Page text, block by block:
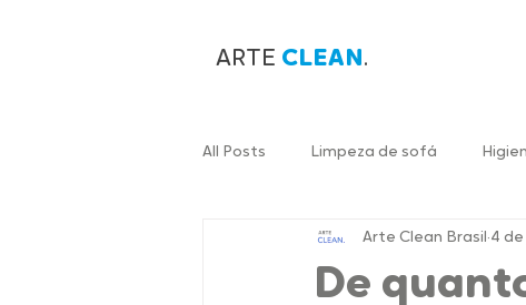
ARTE CLEAN.
All Posts Limpeza de sofá
De
Arte Clean Brasil 4 de